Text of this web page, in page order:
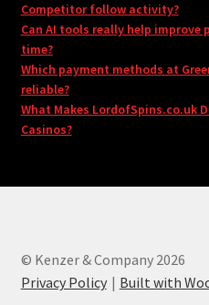
Competitor follow activity?
Can AI tools really help improve
time?
Which payment methods at
reliable?
What Makes LordofSpins.co.uk
Casinos?
© Kenzer & Company 2026
Privacy Policy
Built with